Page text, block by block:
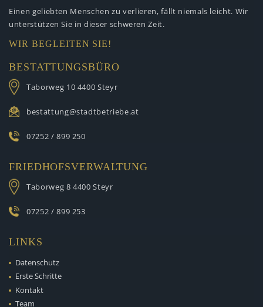
Einen geliebten Menschen zu verlieren, fällt niemals leicht. Wir
unterstützen Sie in dieser schweren Zeit.
WIR BEGLEITEN SIE!
BESTATTUNGSBÜRO
Taborweg 10 4400 Steyr
bestattung@stadtbetriebe.at
07252 / 899 250
FRIEDHOFSVERWALTUNG
Taborweg 8 4400 Steyr
07252 / 899 253
LINKS
Datenschutz
Erste Schritte
Kontakt
Team